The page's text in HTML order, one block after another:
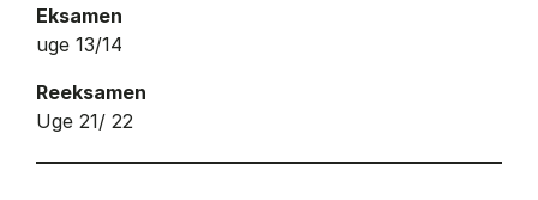
Eksamen
uge 13/14
Reeksamen
Uge 21/ 22